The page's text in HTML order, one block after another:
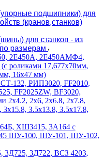
подшипники) для
(кранов,станков)
для станков - из
размерам
2Е450А, 2Е450АМФ4,
роликами 17,677х70мм,
16х47 мм)
132, РИП3020, FF2010,
FF2025ZW, BF3020,
2х4.2, 2х6, 2х6.8, 2х7.8,
3х15.8, 3.5х13.8, 3.5х17.8,
ХШ3415, 3А164 с
ШУ-100, ШУ-101, ШУ-102,
3Д725, 3Д722, ВСЗ 4203,